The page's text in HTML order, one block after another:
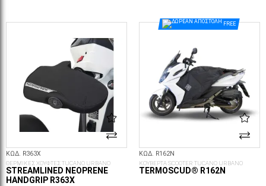
ΚΩΔ. R363X
ΘΕΡΜΙΚΕΣ ΧΟΥΦΤΕΣ TUCANO URBANO
STREAMLINED NEOPRENE
HANDGRIP R363X
FREE
ΚΩΔ. R162N
ΚΟΥΒΕΡΤΑ SCOOTER TUCANO URBANO
TERMOSCUD® R162N